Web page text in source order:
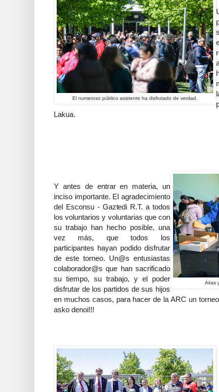
El numeroso público asistente ha disfrutado de verdad.
Lakua.
Aitas
Y antes de entrar en materia, un
inciso importante. El agradecimiento
del Esconsu - Gaztedi R.T. a todos
los voluntarios y voluntarias que con
su trabajo han hecho posible, una
vez más, que todos los
participantes hayan podido disfrutar
de este torneo. Un@s entusiastas
colaborador@s que han sacrificado
su tiempo, su trabajo, y el poder
disfrutar de los partidos de sus hijos
en muchos casos, para hacer de la ARC un
asko denoi!!!